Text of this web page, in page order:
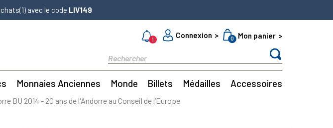
avec le code LIV149
1
Connexion 0 Mon panier
Monnaies Anciennes Monde Billets Médailles Accessoires
BU 2014 - 20 ans de l'Andorre au Conseil de l’Europe